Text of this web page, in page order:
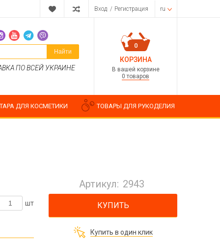
Вход / Регистрация ru
Найти
ПО ВСЕЙ УКРАИНЕ
0
КОРЗИНА
В вашей корзине
0 товаров
Косметические отдушки
Пищевые ароматизаторы
Все для изготовления духов
Все для аромасаше и аромадифузоров
ТАРА ДЛЯ КОСМЕТИКИ ТОВАРЫ ДЛЯ РУКОДЕЛИЯ
шт
Артикул: 2943
КУПИТЬ
Купить в один клик